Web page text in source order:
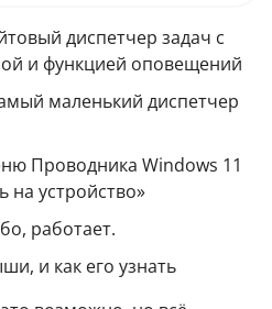
диспетчер задач с
и функцией оповещений
маленький диспетчер
Проводника Windows 11
на устройство»
работает.
и как его узнать